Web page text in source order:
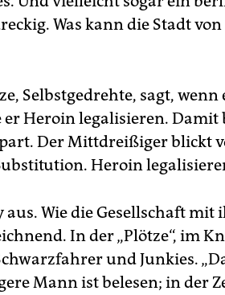
Was kann die Stadt
Selbstgedrehte, sagt, wenn
Heroin legalisieren. Damit
Der Mittdreißiger blickt
Heroin
Wie die Gesellschaft mit
In der „Plötze“, im
und Junkies.
Mann ist belesen; in der